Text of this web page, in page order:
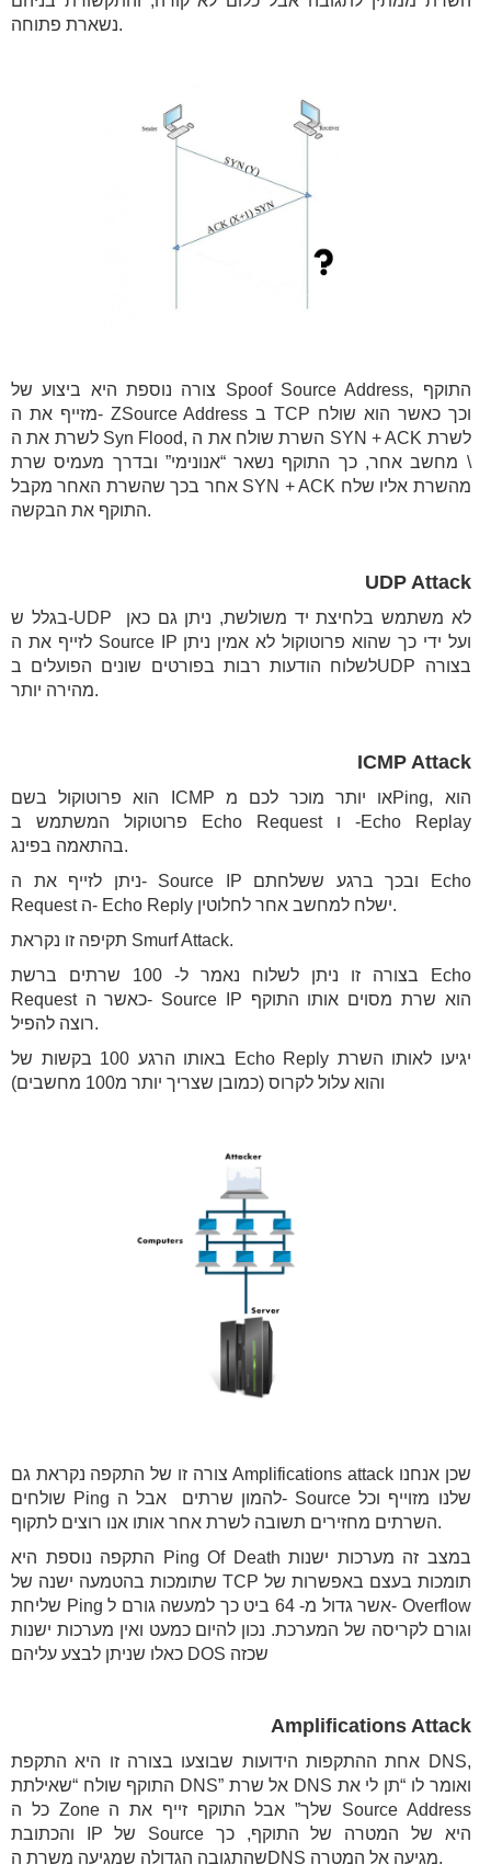
נשארת פתוחה.
צורה נוספת היא ביצוע של Spoof Source Address, התוקף
מזייף את ה- ZSource Address ב TCP וכך כאשר הוא שולח
לשרת את ה Syn Flood, השרת שולח את ה SYN + ACK לשרת
\ מחשב אחר, כך התוקף נשאר “אנונימי” ובדרך מעמיס שרת
אחר בכך שהשרת האחר מקבל SYN + ACK מהשרת אליו שלח
התוקף את הבקשה.
UDP Attack
בגלל ש-UDP לא משתמש בלחיצת יד משולשת, ניתן גם כאן
לזייף את ה Source IP ועל ידי כך שהוא פרוטוקול לא אמין ניתן
לשלוח הודעות רבות בפורטים שונים הפועלים בUDP בצורה
מהירה יותר.
ICMP Attack
הוא פרוטוקול בשם ICMP או יותר מוכר לכם מPing, הוא
פרוטוקול המשתמש ב Echo Request ו -Echo Replay
בהתאמה בפינג.
ניתן לזייף את ה- Source IP ובכך ברגע ששלחתם Echo
Request ה- Echo Reply ישלח למחשב אחר לחלוטין.
תקיפה זו נקראת Smurf Attack.
בצורה זו ניתן לשלוח נאמר ל- 100 שרתים ברשת Echo
Request כאשר ה- Source IP הוא שרת מסוים אותו התוקף
רוצה להפיל.
באותו הרגע 100 בקשות של Echo Reply יגיעו לאותו השרת
והוא עלול לקרוס (כמובן שצריך יותר מ100 מחשבים)
צורה זו של התקפה נקראת גם Amplifications attack שכן אנחנו
שולחים Ping להמון שרתים אבל ה- Source שלנו מזוייף וכל
השרתים מחזירים תשובה לשרת אחר אותו אנו רוצים לתקוף.
התקפה נוספת היא Ping Of Death במצב זה מערכות ישנות
שתומכות בהטמעה ישנה של TCP תומכות בעצם באפשרות של
שליחת Ping אשר גדול מ- 64 ביט כך למעשה גורם ל- Overflow
וגורם לקריסה של המערכת. נכון להיום כמעט ואין מערכות ישנות
כאלו שניתן לבצע עליהם DOS שכזה
Amplifications Attack
אחת ההתקפות הידועות שבוצעו בצורה זו היא התקפת DNS,
התוקף שולח “שאילתת DNS” אל שרת DNS ואומר לו “תן לי את
כל ה Zone שלך” אבל התוקף זייף את ה Source Address
והכתובת IP של Source היא של המטרה של התוקף, כך
שהתגובה הגדולה שמגיעה משרת הDNS מגיעה אל המטרה.